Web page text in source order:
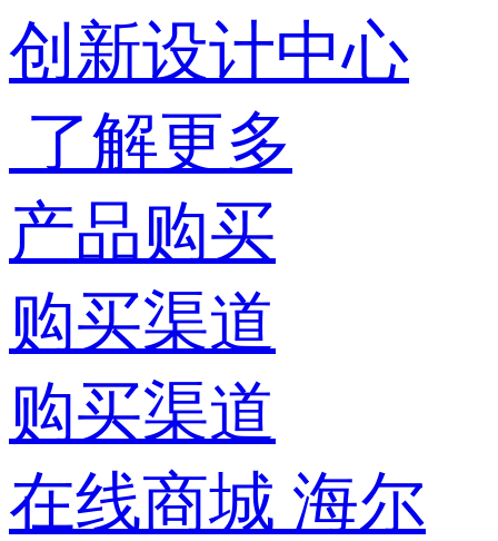
创新设计中心
了解更多
产品购买
购买渠道
购买渠道
在线商城 海尔